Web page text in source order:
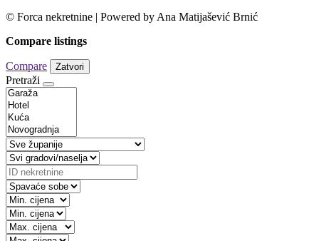
© Forca nekretnine | Powered by Ana Matijašević Brnić
Compare listings
Compare Zatvori
Pretraži